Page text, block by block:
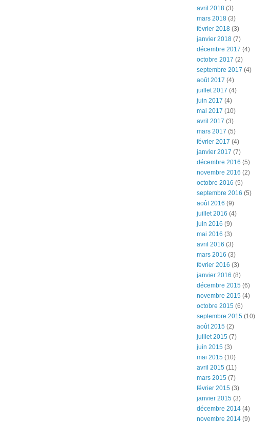
avril 2018 (3)
mars 2018 (3)
février 2018 (3)
janvier 2018 (7)
décembre 2017 (4)
octobre 2017 (2)
septembre 2017 (4)
août 2017 (4)
juillet 2017 (4)
juin 2017 (4)
mai 2017 (10)
avril 2017 (3)
mars 2017 (5)
février 2017 (4)
janvier 2017 (7)
décembre 2016 (5)
novembre 2016 (2)
octobre 2016 (5)
septembre 2016 (5)
août 2016 (9)
juillet 2016 (4)
juin 2016 (9)
mai 2016 (3)
avril 2016 (3)
mars 2016 (3)
février 2016 (3)
janvier 2016 (8)
décembre 2015 (6)
novembre 2015 (4)
octobre 2015 (6)
septembre 2015 (10)
août 2015 (2)
juillet 2015 (7)
juin 2015 (3)
mai 2015 (10)
avril 2015 (11)
mars 2015 (7)
février 2015 (3)
janvier 2015 (3)
décembre 2014 (4)
novembre 2014 (9)